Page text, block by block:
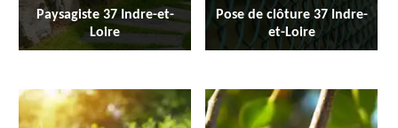
Paysagiste 37 Indre-et-
Loire
Pose de clôture 37 Indre-
et-Loire